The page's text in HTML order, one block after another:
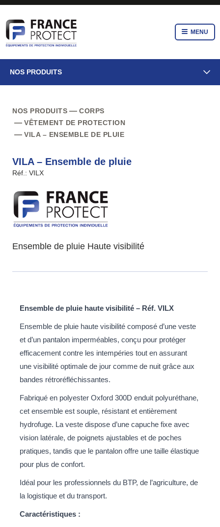
MENU
NOS PRODUITS
NOS PRODUITS
CORPS
VÊTEMENT DE PROTECTION
VILA – ENSEMBLE DE PLUIE
VILA – Ensemble de pluie
Réf.: VILX
Ensemble de pluie Haute visibilité
Ensemble de pluie haute visibilité – Réf. VILX
Ensemble de pluie haute visibilité composé d’une veste
et d’un pantalon imperméables, conçu pour protéger
efficacement contre les intempéries tout en assurant
une visibilité optimale de jour comme de nuit grâce aux
bandes rétroréfléchissantes.
Fabriqué en polyester Oxford 300D enduit polyuréthane,
cet ensemble est souple, résistant et entièrement
hydrofuge. La veste dispose d’une capuche fixe avec
vision latérale, de poignets ajustables et de poches
pratiques, tandis que le pantalon offre une taille élastique
pour plus de confort.
Idéal pour les professionnels du BTP, de l’agriculture, de
la logistique et du transport.
Caractéristiques :